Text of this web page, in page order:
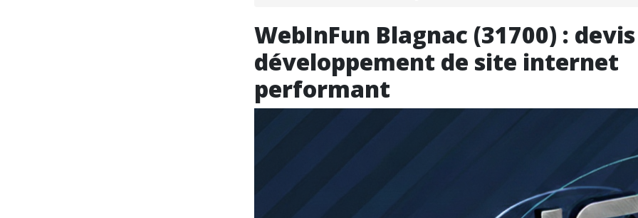
WebInFun Blagnac (31700) :
développement de site internet
performant